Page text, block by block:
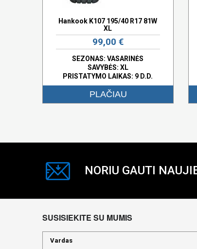
Hankook K107 195/40 R17 81W
XL
99,00 €
SEZONAS: VASARINĖS
SAVYBĖS: XL
PRISTATYMO LAIKAS: 9 D.D.
PLAČIAU
NORIU GAUTI
SUSISIEKITE SU MUMIS